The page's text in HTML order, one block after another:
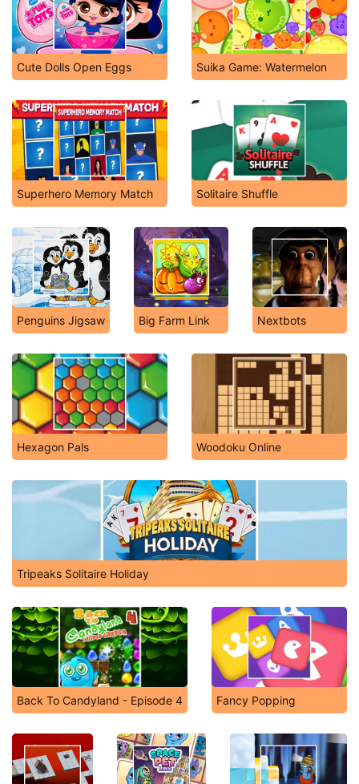
Cute Dolls Open Eggs Suika Game: Watermelon
Superhero Memory Match Solitaire Shuffle
Penguins Jigsaw Big Farm Link Nextbots
Hexagon Pals Woodoku Online
Tripeaks Solitaire Holiday
Back To Candyland - Episode 4 Fancy Popping